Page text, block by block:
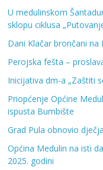
U medulinskom
sklopu ciklusa
Dani Klačar brončani na
Perojska fešta –
Inicijativa dm-a „Zaštiti
Priopćenje Općine
ispusta Bumbište
Grad Pula obnovio
Općina Medulin na isti
2025. godini